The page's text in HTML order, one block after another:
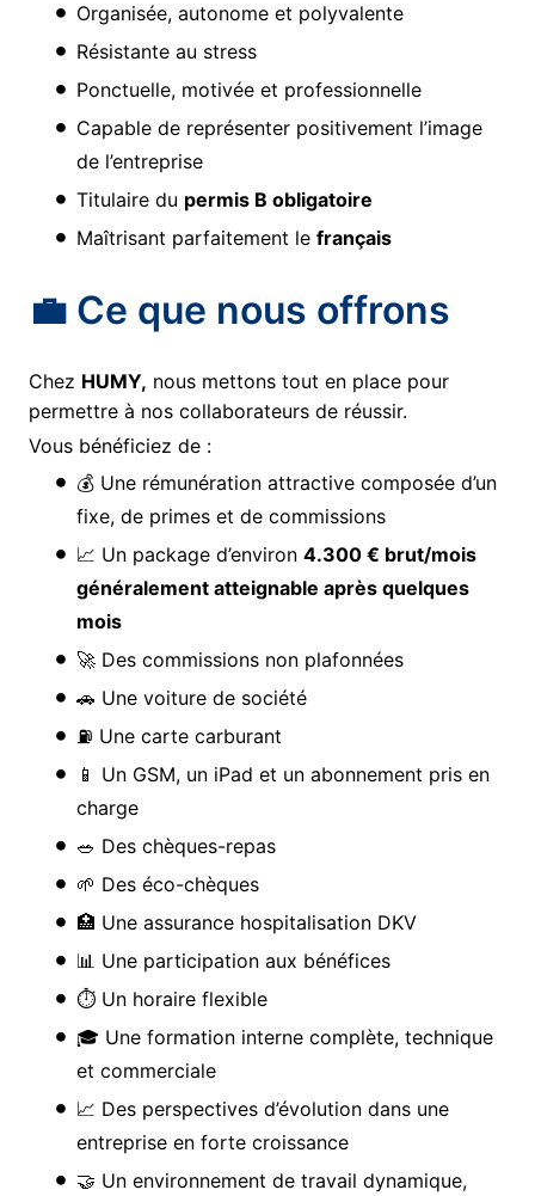
Organisée, autonome et polyvalente
Résistante au stress
Ponctuelle, motivée et professionnelle
Capable de représenter positivement l’image
de l’entreprise
Titulaire du permis B obligatoire
Maîtrisant parfaitement le français
💼 Ce que nous offrons
Chez HUMY, nous mettons tout en place pour
permettre à nos collaborateurs de réussir.
Vous bénéficiez de :
💰 Une rémunération attractive composée d’un
fixe, de primes et de commissions
📈 Un package d’environ 4.300 € brut/mois
généralement atteignable après quelques
mois
🚀 Des commissions non plafonnées
🚗 Une voiture de société
⛽ Une carte carburant
📱 Un GSM, un iPad et un abonnement pris en
charge
🥗 Des chèques-repas
🌱 Des éco-chèques
🏥 Une assurance hospitalisation DKV
📊 Une participation aux bénéfices
⏱️ Un horaire flexible
🎓 Une formation interne complète, technique
et commerciale
📈 Des perspectives d’évolution dans une
entreprise en forte croissance
🤝 Un environnement de travail dynamique,